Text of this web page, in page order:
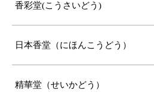
香彩堂(こうさいどう)
日本香堂（にほんこうどう）
精華堂（せいかどう）